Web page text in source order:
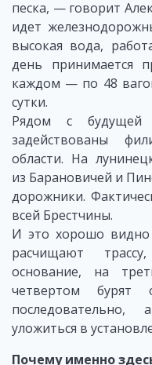
песка, — говорит
идет
высокая вода,
день принимается
каждом — по 48
сутки.
Рядом с будущей
задействованы
области. На
из Барановичей и
дорожники.
всей Брестчины.
И это хорошо видно
расчищают
основание, на
четвертом
уложиться в
Почему именно